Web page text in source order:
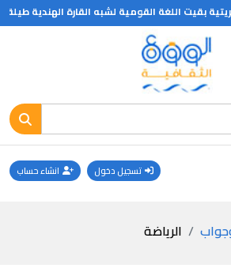
بقيت اللغة القومية لشبه القارة الهندية طيلة
تسجيل دخول انشاء حساب
الرياضة